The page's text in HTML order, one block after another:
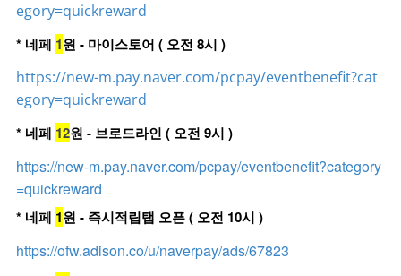
egory=quickreward
* 네페 1원 - 마이스토어 ( 오전 8시 )
https://new-m.pay.naver.com/pcpay/eventbenefit?cat
egory=quickreward
* 네페 12원 - 브로드라인 ( 오전 9시 )
https://new-m.pay.naver.com/pcpay/eventbenefit?category
=quickreward
* 네페 1원 - 즉시적립탭 오픈 ( 오전 10시 )
https://ofw.adison.co/u/naverpay/ads/67823